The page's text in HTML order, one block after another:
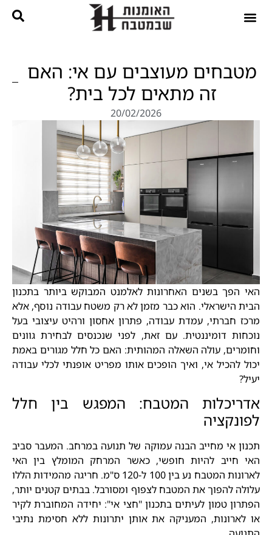
מטבחים מעוצבים עם אי: האם
זה מתאים לכל בית?
20/02/2026
האי הפך בשנים האחרונות לאלמנט המבוקש ביותר בתכנון
הבית הישראלי. הוא כבר מזמן לא רק משטח עבודה נוסף, אלא
מרכז חברתי, עמדת עבודה, פתרון אחסון ורהיט עיצובי בעל
נוכחות דומיננטית. עם זאת, לפני שנכנסים לבחירת גוונים
וחומרים, עולה השאלה המהותית: האם כל חלל מגורים באמת
יכול להכיל אי, ואיך הופכים אותו מפריט אופנתי לכלי עבודה
יעיל?
אדריכלות המטבח: המפגש בין חלל
לפונקציה
תכנון אי מחייב הבנה עמוקה של תנועה במרחב. המעבר סביב
האי חייב להיות חופשי, כאשר המרחק המומלץ בין האי
לארונות המטבח נע בין 100 ל-120 ס"מ. חריגה מהמידות הללו
עלולה להפוך את המטבח לצפוף ומסורבל. בבתים קטנים יותר,
הפתרון טמון לעיתים בתכנון "חצי אי": יחידה המחוברת לקיר
או לארונות, המעניקה את אותן יתרונות ללא חסימת נתיבי